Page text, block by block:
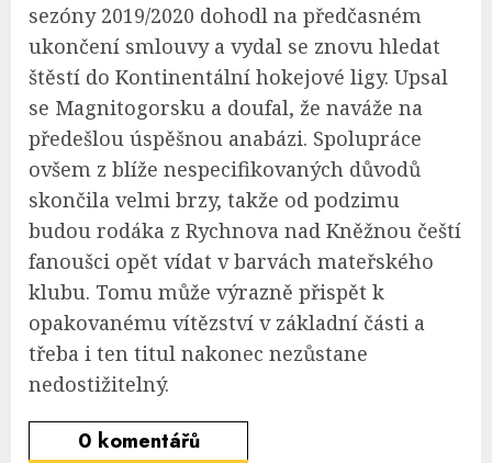
sezóny 2019/2020 dohodl na předčasném
ukončení smlouvy a vydal se znovu hledat
štěstí do Kontinentální hokejové ligy. Upsal
se Magnitogorsku a doufal, že naváže na
předešlou úspěšnou anabázi. Spolupráce
ovšem z blíže nespecifikovaných důvodů
skončila velmi brzy, takže od podzimu
budou rodáka z Rychnova nad Kněžnou čeští
fanoušci opět vídat v barvách mateřského
klubu. Tomu může výrazně přispět k
opakovanému vítězství v základní části a
třeba i ten titul nakonec nezůstane
nedostižitelný.
0 komentářů